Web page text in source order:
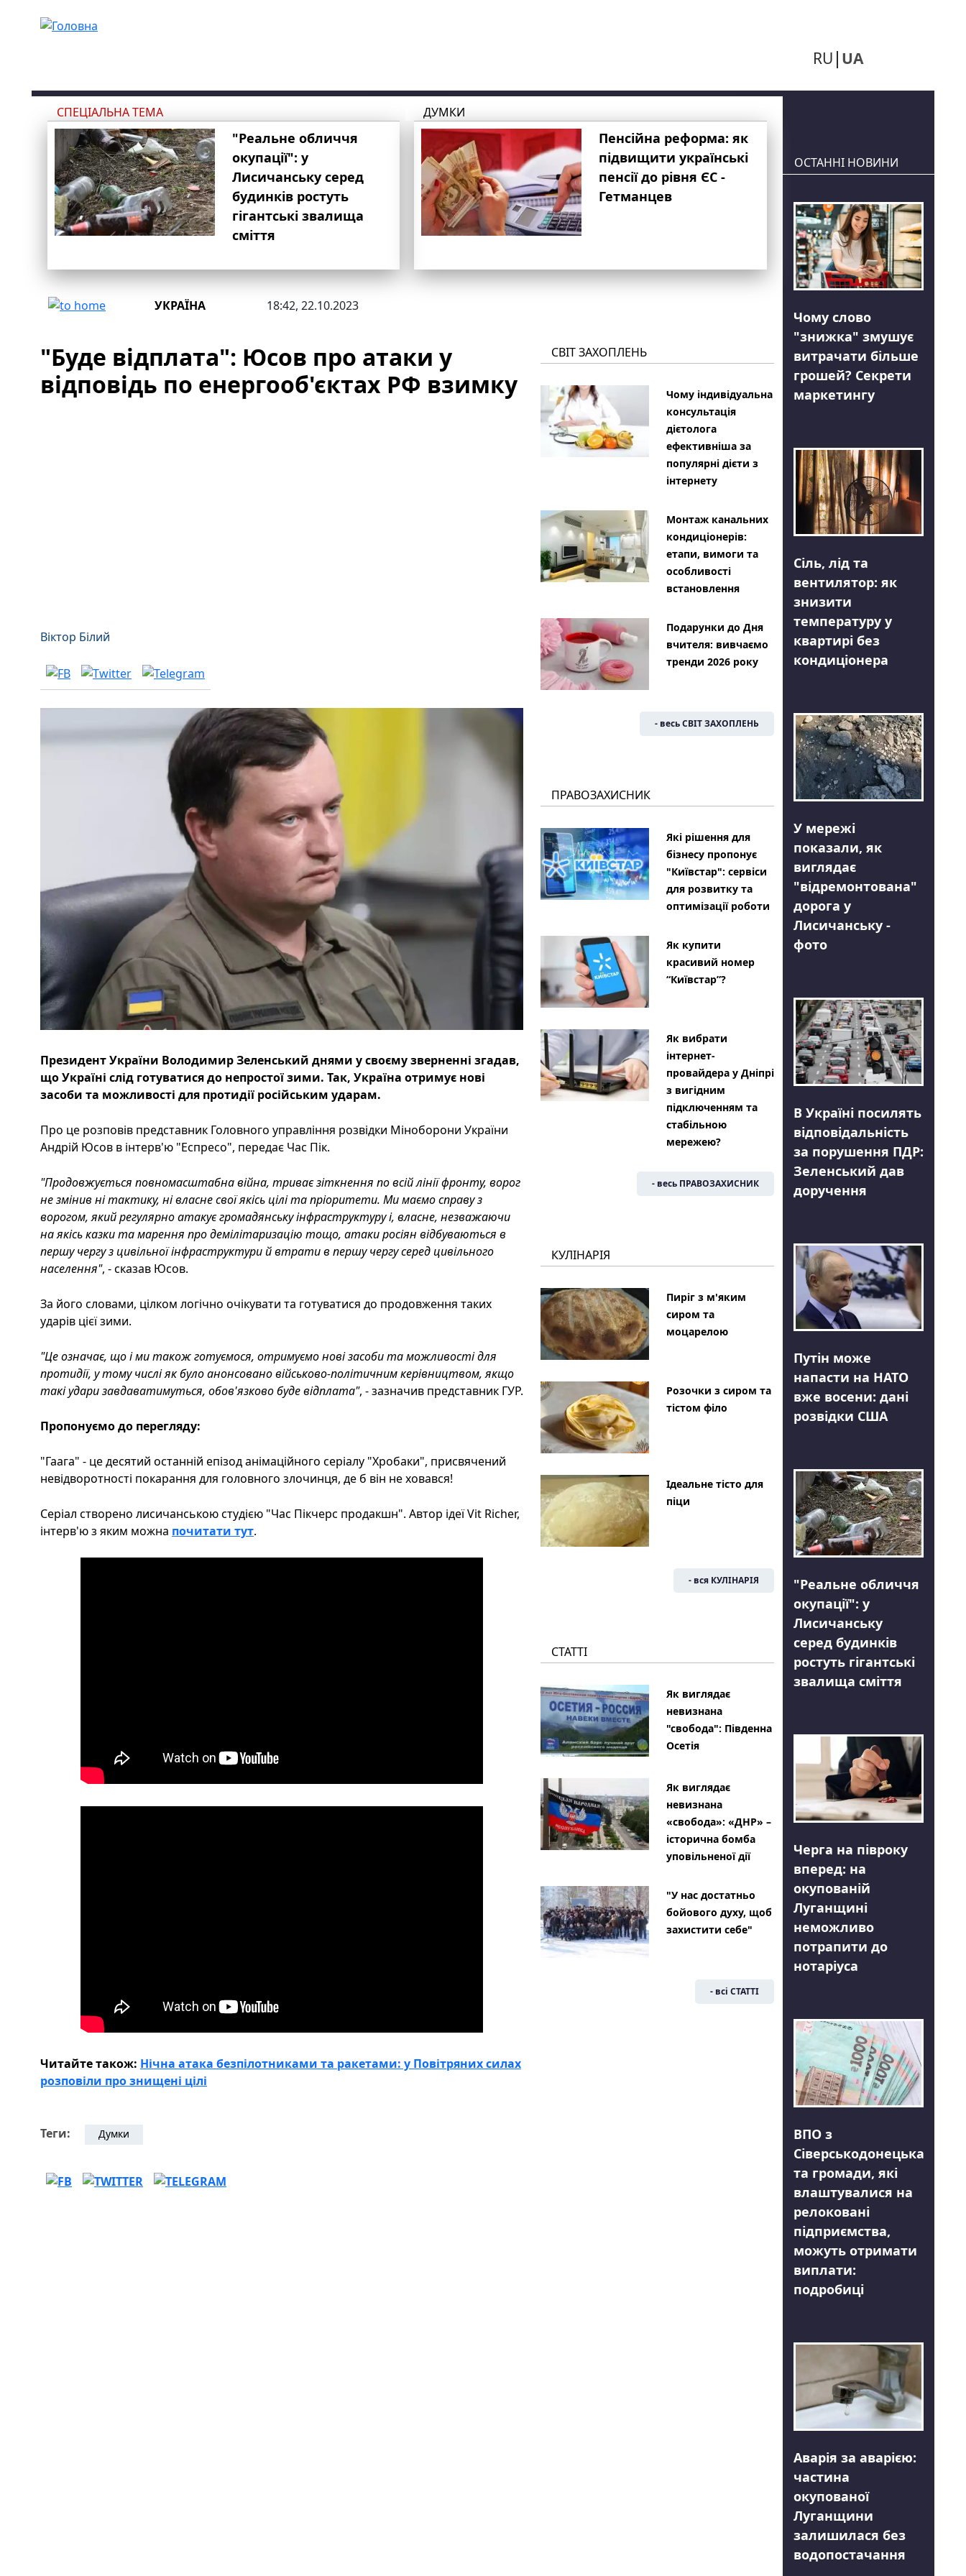
RU UA
СПЕЦІАЛЬНА ТЕМА
"Реальне обличчя
окупації": у
Лисичанську серед
будинків ростуть
гігантські звалища
сміття
ДУМКИ
Пенсійна реформа: як
підвищити українські
пенсії до рівня ЄС -
Гетманцев
УКРАЇНА 18:42, 22.10.2023
"Буде відплата": Юсов про атаки у
відповідь по енергооб'єктах РФ взимку
Віктор Білий
Президент України Володимир Зеленський днями у своєму зверненні згадав,
що Україні слід готуватися до непростої зими. Так, Україна отримує нові
засоби та можливості для протидії російським ударам.
Про це розповів представник Головного управління розвідки Міноборони України
Андрій Юсов в інтерв'ю "Еспресо", передає Час Пік.
"Продовжується повномасштабна війна, триває зіткнення по всій лінії фронту, ворог
не змінив ні тактику, ні власне свої якісь цілі та пріоритети. Ми маємо справу з
ворогом, який регулярно атакує громадянську інфраструктуру і, власне, незважаючи
на якісь казки та марення про демілітаризацію тощо, атаки росіян відбуваються в
першу чергу з цивільної інфраструктури й втрати в першу чергу серед цивільного
населення", - сказав Юсов.
За його словами, цілком логічно очікувати та готуватися до продовження таких
ударів цієї зими.
"Це означає, що і ми також готуємося, отримуємо нові засоби та можливості для
протидії, у тому числі як було анонсовано військово-політичним керівництвом, якщо
такі удари завдаватимуться, обов'язково буде відплата", - зазначив представник ГУР.
Пропонуємо до перегляду:
"Гаага" - це десятий останній епізод анімаційного серіалу "Хробаки", присвячений
невідворотності покарання для головного злочинця, де б він не ховався!
Серіал створено лисичанською студією "Час Пікчерс продакшн". Автор ідеї Vit Richer,
інтерв'ю з яким можна почитати тут.
Читайте також: Нічна атака безпілотниками та ракетами: у Повітряних силах
розповіли про знищені цілі
Теги: Думки
СВІТ ЗАХОПЛЕНЬ
Чому індивідуальна
консультація
дієтолога
ефективніша за
популярні дієти з
інтернету
Монтаж канальних
кондиціонерів:
етапи, вимоги та
особливості
встановлення
Подарунки до Дня
вчителя: вивчаємо
тренди 2026 року
- весь СВІТ ЗАХОПЛЕНЬ
ПРАВОЗАХИСНИК
Які рішення для
бізнесу пропонує
"Київстар": сервіси
для розвитку та
оптимізації роботи
Як купити
красивий номер
“Київстар”?
Як вибрати
інтернет-
провайдера у Дніпрі
з вигідним
підключенням та
стабільною
мережею?
- весь ПРАВОЗАХИСНИК
КУЛІНАРІЯ
Пиріг з м'яким
сиром та
моцарелою
Розочки з сиром та
тістом філо
Ідеальне тісто для
піци
- вся КУЛІНАРІЯ
СТАТТІ
Як виглядає
невизнана
"свобода": Південна
Осетія
Як виглядає
невизнана
«свобода»: «ДНР» –
історична бомба
уповільненої дії
"У нас достатньо
бойового духу, щоб
захистити себе"
- всі СТАТТІ
ОСТАННІ НОВИНИ
Чому слово
"знижка" змушує
витрачати більше
грошей? Секрети
маркетингу
Сіль, лід та
вентилятор: як
знизити
температуру у
квартирі без
кондиціонера
У мережі
показали, як
виглядає
"відремонтована"
дорога у
Лисичанську -
фото
В Україні посилять
відповідальність
за порушення ПДР:
Зеленський дав
доручення
Путін може
напасти на НАТО
вже восени: дані
розвідки США
"Реальне обличчя
окупації": у
Лисичанську
серед будинків
ростуть гігантські
звалища сміття
Черга на півроку
вперед: на
окупованій
Луганщині
неможливо
потрапити до
нотаріуса
ВПО з
Сіверськодонецька
та громади, які
влаштувалися на
релоковані
підприємства,
можуть отримати
виплати:
подробиці
Аварія за аварією:
частина
окупованої
Луганщини
залишилася без
водопостачання